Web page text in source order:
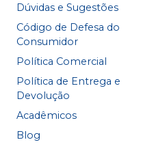
Dúvidas e Sugestões
Código de Defesa do
Consumidor
Política Comercial
Política de Entrega e
Devolução
Acadêmicos
Blog